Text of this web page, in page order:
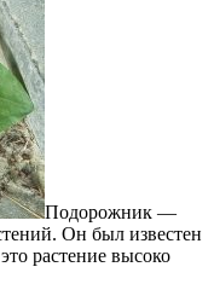
Подорожник —
Он был известен
растение высоко